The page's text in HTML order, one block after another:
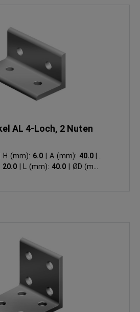
AL 4-Loch, 2 Nuten
H (mm): 6.0 A (mm): 40.0
20.0 L (mm): 40.0
ØD (mm):